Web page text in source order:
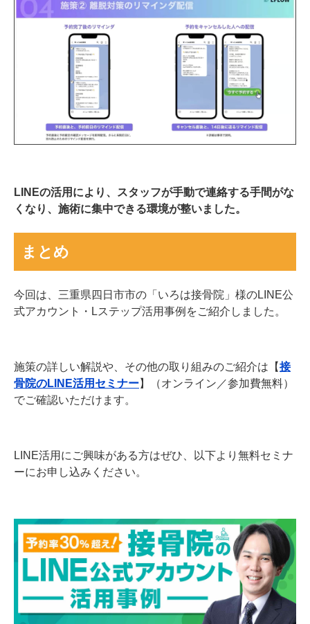
LINEの活用により、スタッフが手動で連絡する手間がな
くなり、施術に集中できる環境が整いました。
まとめ
今回は、三重県四日市市の「いろは接骨院」様のLINE公
式アカウント・Lステップ活用事例をご紹介しました。
施策の詳しい解説や、その他の取り組みのご紹介は【接
骨院のLINE活用セミナー】（オンライン／参加費無料）
でご確認いただけます。
LINE活用にご興味がある方はぜひ、以下より無料セミナ
ーにお申し込みください。